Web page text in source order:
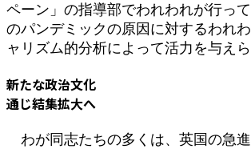
ペーン」の指導部でわれわれが行っ
のパンデミックの原因に対するわれ
ャリズム的分析によって活力を与えら
新たな政治文化
通じ結集拡大へ
わが同志たちの多くは、英国の急